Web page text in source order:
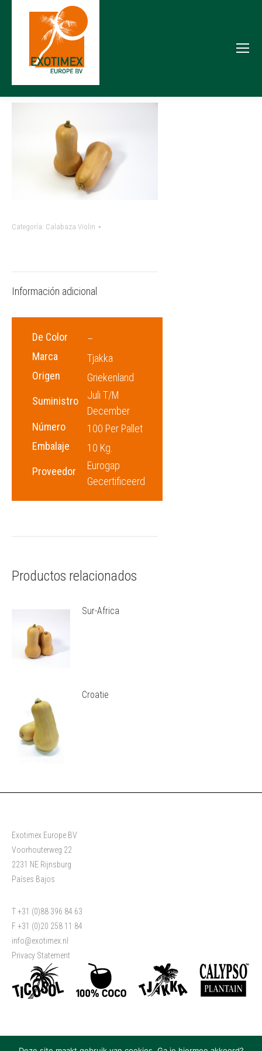
Categoría: Calabaza Violin
Información adicional
De Color
–
Marca
Tjakka
Origen
Griekenland
Suministro
Juli T/m
December
Número
100 Per Pallet
Embalaje
10 Kg.
Proveedor
Eurogap
Gecertificeerd
Productos relacionados
Sur-Africa
Croatie
Exotimex Europe BV
Voorhouterweg 22
2231 NE Rijnsburg
Países Bajos
T +31 (0)88 396 84 63
F +31 (0)20 258 11 84
info@exotimex.nl
Privacy Statement